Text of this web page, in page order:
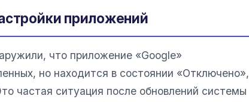
приложений
что приложение «Google»
но находится в состоянии «Отключено»,
частая ситуация после обновлений системы